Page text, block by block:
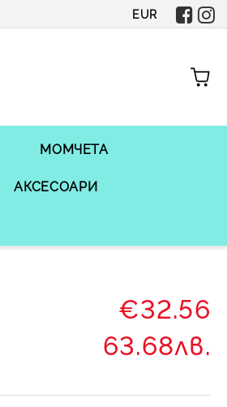
EUR
МОМЧЕТА
АКСЕСОАРИ
€32.56
63.68лв.